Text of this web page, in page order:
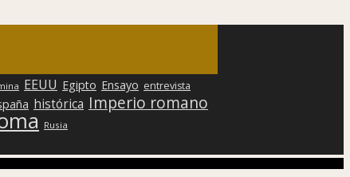
EEUU Egipto Ensayo entrevista
histórica Imperio romano
Rusia